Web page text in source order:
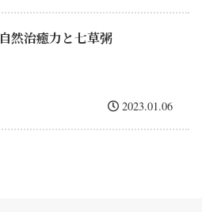
自然治癒力と七草粥
2023.01.06